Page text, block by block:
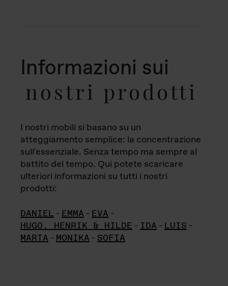
Informazioni sui
nostri prodotti
I nostri mobili si basano su un
atteggiamento semplice: la concentrazione
sull'essenziale. Senza tempo ma sempre al
battito del tempo. Qui potete scaricare
ulteriori informazioni su tutti i nostri
prodotti:
DANIEL - EMMA - EVA -
HUGO, HENRIK & HILDE - IDA - LUIS -
MARTA - MONIKA - SOFIA